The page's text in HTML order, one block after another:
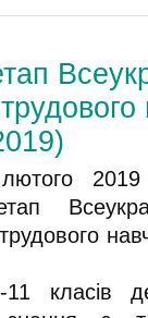
2019
класів